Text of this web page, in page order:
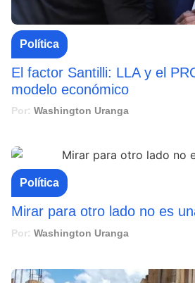
Política
El factor Santilli: LLA y el
modelo económico
Por: Washington Uranga
Política
Mirar para otro lado no es
Por: Washington Uranga